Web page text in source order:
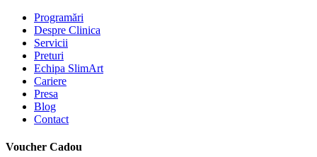
Programări
Despre Clinica
Servicii
Preturi
Echipa SlimArt
Cariere
Presa
Blog
Contact
Voucher Cadou